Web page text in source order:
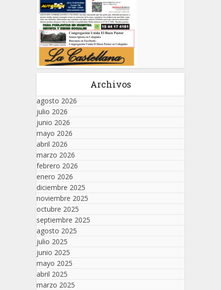
Archivos
agosto 2026
julio 2026
junio 2026
mayo 2026
abril 2026
marzo 2026
febrero 2026
enero 2026
diciembre 2025
noviembre 2025
octubre 2025
septiembre 2025
agosto 2025
julio 2025
junio 2025
mayo 2025
abril 2025
marzo 2025